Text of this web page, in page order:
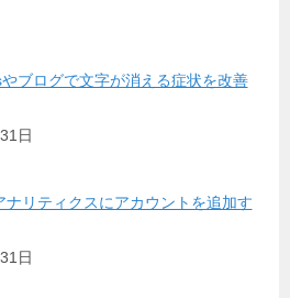
ブログで文字が消える症状を改善
日
ナリティクスにアカウントを追加す
日